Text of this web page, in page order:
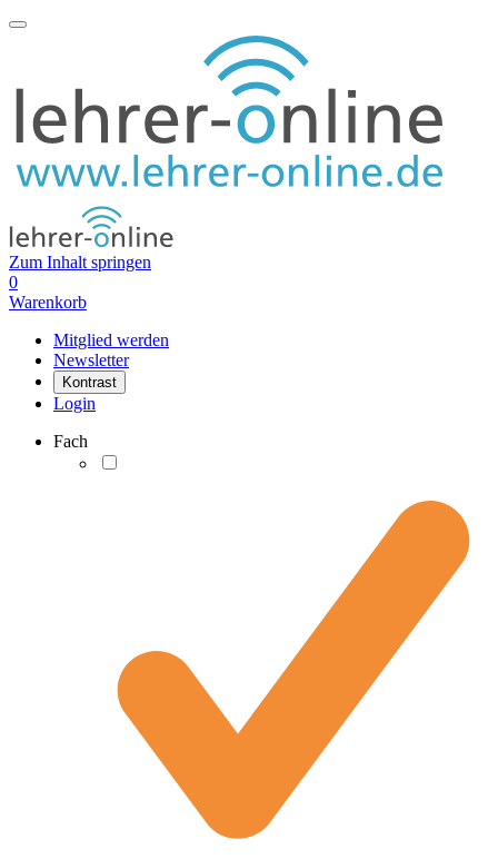
Zum Inhalt springen
0
Warenkorb
Mitglied werden
Newsletter
Kontrast
Login
Fach